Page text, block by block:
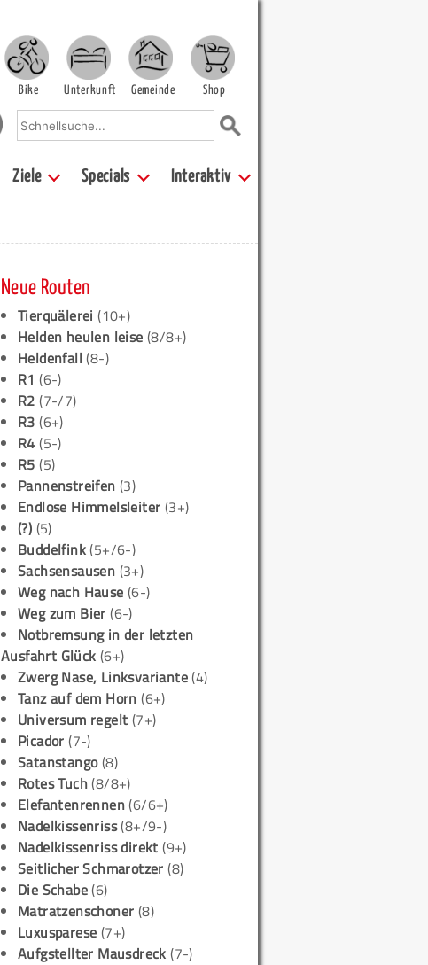
Bike Unterkunft Gemeinde Shop
Ziele Specials Interaktiv
Neue Routen
Tierquälerei (10+)
Helden heulen leise(8/8+)
Heldenfall(8-)
R1 (6-)
R2 (7-/7)
R3 (6+)
R4 (5-)
R5 (5)
Pannenstreifen (3)
Endlose Himmelsleiter (3+)
(?) (5)
Buddelfink(5+/6-)
Sachsensausen (3+)
Weg nach Hause (6-)
Weg zum Bier (6-)
Notbremsung in der letzten
Ausfahrt Glück (6+)
Zwerg Nase, Linksvariante(4)
Tanz auf dem Horn (6+)
Universum regelt (7+)
Picador (7-)
Satanstango(8)
Rotes Tuch(8/8+)
Elefantenrennen(6/6+)
Nadelkissenriss(8+/9-)
Nadelkissenriss direkt (9+)
Seitlicher Schmarotzer (8)
Die Schabe(6)
Matratzenschoner (8)
Luxusparese (7+)
Aufgstellter Mausdreck (7-)